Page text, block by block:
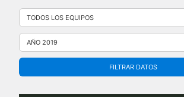
Saltar
contenido
FILTRAR DATOS